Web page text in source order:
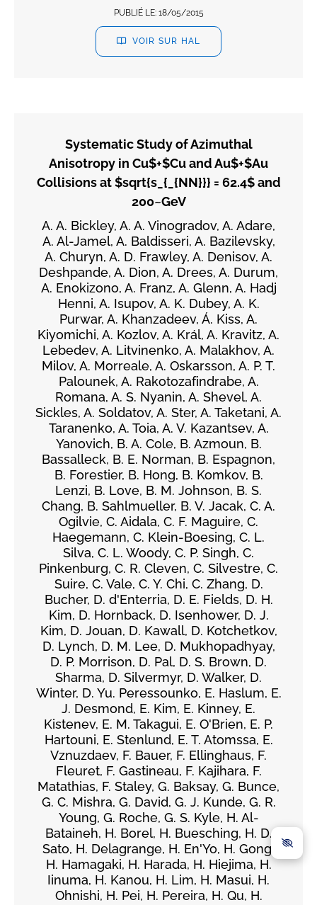
PUBLIÉ LE: 18/05/2015
VOIR SUR HAL
Systematic Study of Azimuthal
Anisotropy in Cu$+$Cu and Au$+$Au
Collisions at $sqrt{s_{_{NN}}} = 62.4$ and
200~GeV
A. A. Bickley, A. A. Vinogradov, A. Adare,
A. Al-Jamel, A. Baldisseri, A. Bazilevsky,
A. Churyn, A. D. Frawley, A. Denisov, A.
Deshpande, A. Dion, A. Drees, A. Durum,
A. Enokizono, A. Franz, A. Glenn, A. Hadj
Henni, A. Isupov, A. K. Dubey, A. K.
Purwar, A. Khanzadeev, Á. Kiss, A.
Kiyomichi, A. Kozlov, A. Král, A. Kravitz, A.
Lebedev, A. Litvinenko, A. Malakhov, A.
Milov, A. Morreale, A. Oskarsson, A. P. T.
Palounek, A. Rakotozafindrabe, A.
Romana, A. S. Nyanin, A. Shevel, A.
Sickles, A. Soldatov, A. Ster, A. Taketani, A.
Taranenko, A. Toia, A. V. Kazantsev, A.
Yanovich, B. A. Cole, B. Azmoun, B.
Bassalleck, B. E. Norman, B. Espagnon,
B. Forestier, B. Hong, B. Komkov, B.
Lenzi, B. Love, B. M. Johnson, B. S.
Chang, B. Sahlmueller, B. V. Jacak, C. A.
Ogilvie, C. Aidala, C. F. Maguire, C.
Haegemann, C. Klein-Boesing, C. L.
Silva, C. L. Woody, C. P. Singh, C.
Pinkenburg, C. R. Cleven, C. Silvestre, C.
Suire, C. Vale, C. Y. Chi, C. Zhang, D.
Bucher, D. d'Enterria, D. E. Fields, D. H.
Kim, D. Hornback, D. Isenhower, D. J.
Kim, D. Jouan, D. Kawall, D. Kotchetkov,
D. Lynch, D. M. Lee, D. Mukhopadhyay,
D. P. Morrison, D. Pal, D. S. Brown, D.
Sharma, D. Silvermyr, D. Walker, D.
Winter, D. Yu. Peressounko, E. Haslum, E.
J. Desmond, E. Kim, E. Kinney, E.
Kistenev, E. M. Takagui, E. O'Brien, E. P.
Hartouni, E. Stenlund, E. T. Atomssa, E.
Vznuzdaev, F. Bauer, F. Ellinghaus, F.
Fleuret, F. Gastineau, F. Kajihara, F.
Matathias, F. Staley, G. Baksay, G. Bunce,
G. C. Mishra, G. David, G. J. Kunde, G. R.
Young, G. Roche, G. S. Kyle, H. Al-
Bataineh, H. Borel, H. Buesching, H. D.
Sato, H. Delagrange, H. En'Yo, H. Gong,
H. Hamagaki, H. Harada, H. Hiejima, H.
Iinuma, H. Kanou, H. Lim, H. Masui, H.
Ohnishi, H. Pei, H. Pereira, H. Qu, H.